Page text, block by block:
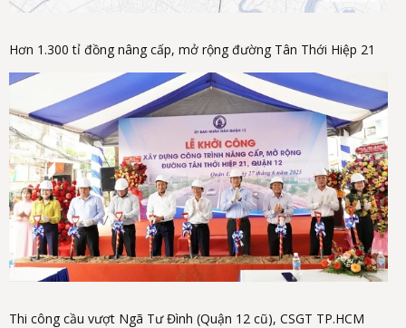
Hơn 1.300 tỉ đồng nâng cấp, mở rộng đường Tân Thới Hiệp 21
Thi công cầu vượt Ngã Tư Đình (Quận 12 cũ), CSGT TP.HCM